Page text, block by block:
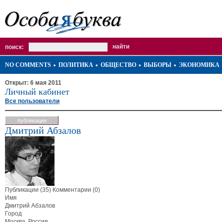
поиск:
NO COMMENTS ПОЛИТИКА ОБЩЕСТВО ВЫБОРЫ ЭКОНОМИКА
Открыт: 6 мая 2011
Личный кабинет
Все пользователи
публикации
Дмитрий Абзалов
Публикации (35) Комментарии (0)
Имя
Дмитрий Абзалов
Город